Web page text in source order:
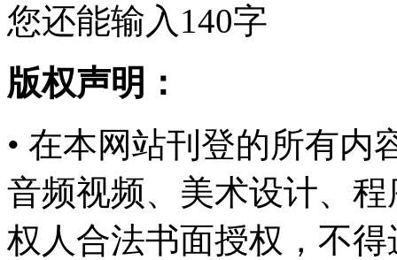
您还能输入 140字
版权声明：
• 在本网站刊登的所有内
音频视频、美术设计、
权人合法书面授权，不